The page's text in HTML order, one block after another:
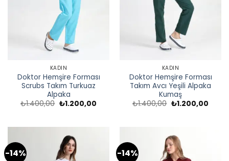
KADIN
Doktor Hemşire Forması
Scrubs Takım Turkuaz
Alpaka
₺1.400,00 Orijinal
₺1.200,00Şu
KADIN
Doktor Hemşire Forması
Takım Avcı Yeşili Alpaka
Kumaş
₺1.400,00 Orijinal
₺1.200,00Şu
-14% -14%